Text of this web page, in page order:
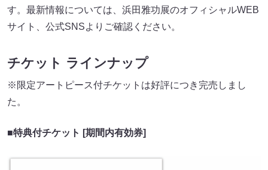
す。最新情報については、浜田雅功展のオフィシャルWEB
サイト、公式SNSよりご確認ください。
チケット ラインナップ
※限定アートピース付チケットは好評につき完売しまし
た。
■特典付チケット [期間内有効券]